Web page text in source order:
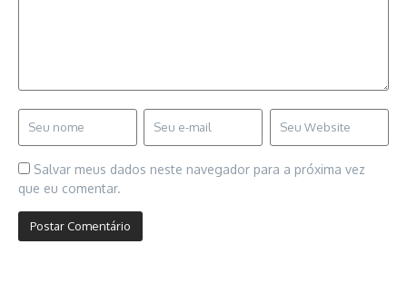
Salvar meus dados neste navegador para a próxima vez
que eu comentar.